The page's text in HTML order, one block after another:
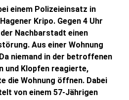
einem Polizeieinsatz in
Kripo. Gegen 4 Uhr
Nachbarstadt einen
Aus einer Wohnung
niemand in der betroffenen
und Klopfen reagierte,
die Wohnung öffnen. Dabei
von einem 57-Jährigen